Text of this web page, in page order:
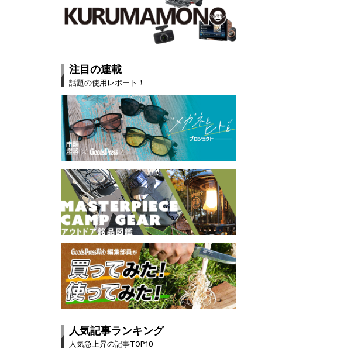
注目の連載
話題の使用レポート！
人気記事ランキング
人気急上昇の記事TOP10